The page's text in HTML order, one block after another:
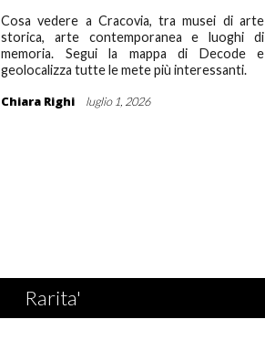
Cosa vedere a Cracovia, tra musei di arte
storica, arte contemporanea e luoghi di
memoria. Segui la mappa di Decode e
geolocalizza tutte le mete più interessanti.
Chiara Righi luglio 1, 2026
Rarita'